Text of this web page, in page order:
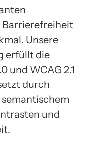
Unsere
erfüllt die
und WCAG 2.1
durch
und